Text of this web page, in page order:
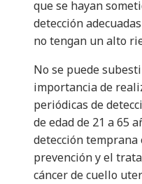
que se hayan
detección
no tengan un alto
No se puede
importancia de
periódicas de
de edad de 21 a 65
detección
prevención y el
cáncer de cuello